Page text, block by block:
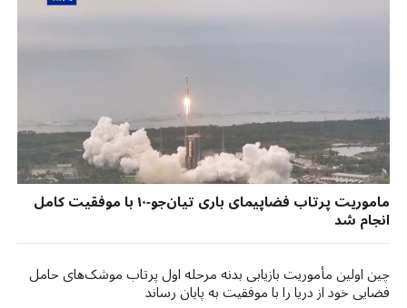
ماموریت پرتاب فضاپیمای باری تیان‌جو-۱۰ با موفقیت کامل
انجام شد
چین اولین مأموریت بازیابی بدنه مرحله اول پرتاب موشک‌های حامل
فضایی خود از دریا را با موفقیت به پایان رساند